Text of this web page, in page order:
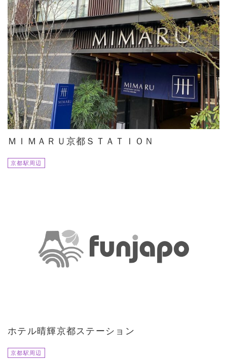
ＭＩＭＡＲＵ京都ＳＴＡＴＩＯＮ
京都駅周辺
ホテル晴輝京都ステーション
京都駅周辺